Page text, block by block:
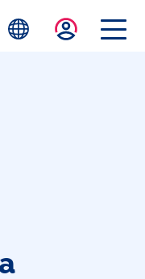
main content